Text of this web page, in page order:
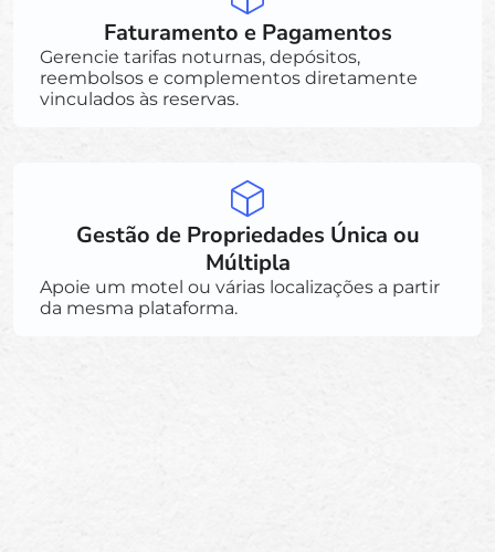
Faturamento e Pagamentos
Gerencie tarifas noturnas, depósitos,
reembolsos e complementos diretamente
vinculados às reservas.
Gestão de Propriedades Única ou
Múltipla
Apoie um motel ou várias localizações a partir
da mesma plataforma.